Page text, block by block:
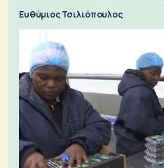
Ευθύμιος Τσιλιόπουλος